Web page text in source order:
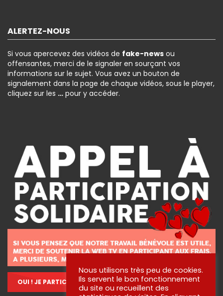
ALERTEZ-NOUS
Si vous apercevez des vidéos de fake-news ou
offensantes, merci de le signaler en sourçant vos
informations sur le sujet. Vous avez un bouton de
signalement dans la page de chaque vidéos, sous le player,
cliquez sur les … pour y accéder.
OUI ! JE PARTICIPE !
Nous utilisons très peu de cookies.
Ils servent le bon fonctionnement
du site ou recueillent des